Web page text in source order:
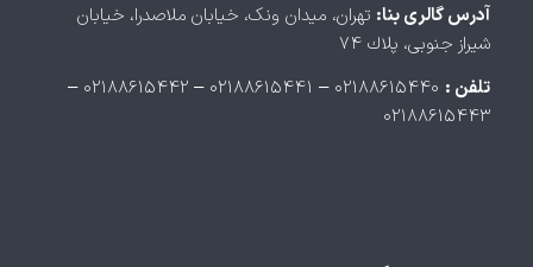
آدرس گالری بنا: تهران، ميدان ونک، خيابان ملاصدرا، خيابان
شيراز جنوبی، پلاك ۷۴
تلفن :
۰۲۱۸۸۶۱۵۴۴۰ – ۰۲۱۸۸۶۱۵۴۴۱ – ۰۲۱۸۸۶۱۵۴۴۲ –
۰۲۱۸۸۶۱۵۴۴۳